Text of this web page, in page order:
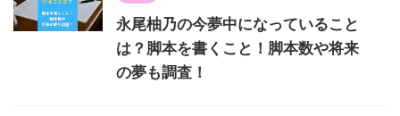
永尾柚乃の今夢中になっていること
は？脚本を書くこと！脚本数や将来
の夢も調査！